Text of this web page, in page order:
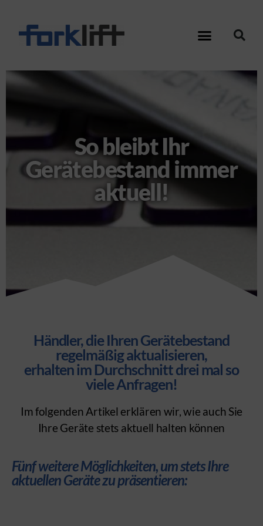
So bleibt Ihr
Gerätebestand immer
aktuell!
Händler, die Ihren Gerätebestand
regelmäßig aktualisieren,
erhalten im Durchschnitt drei mal so
viele Anfragen!
Im folgenden Artikel erklären wir, wie auch Sie
Ihre Geräte stets aktuell halten können
Fünf weitere Möglichkeiten, um stets Ihre
aktuellen Geräte zu präsentieren: